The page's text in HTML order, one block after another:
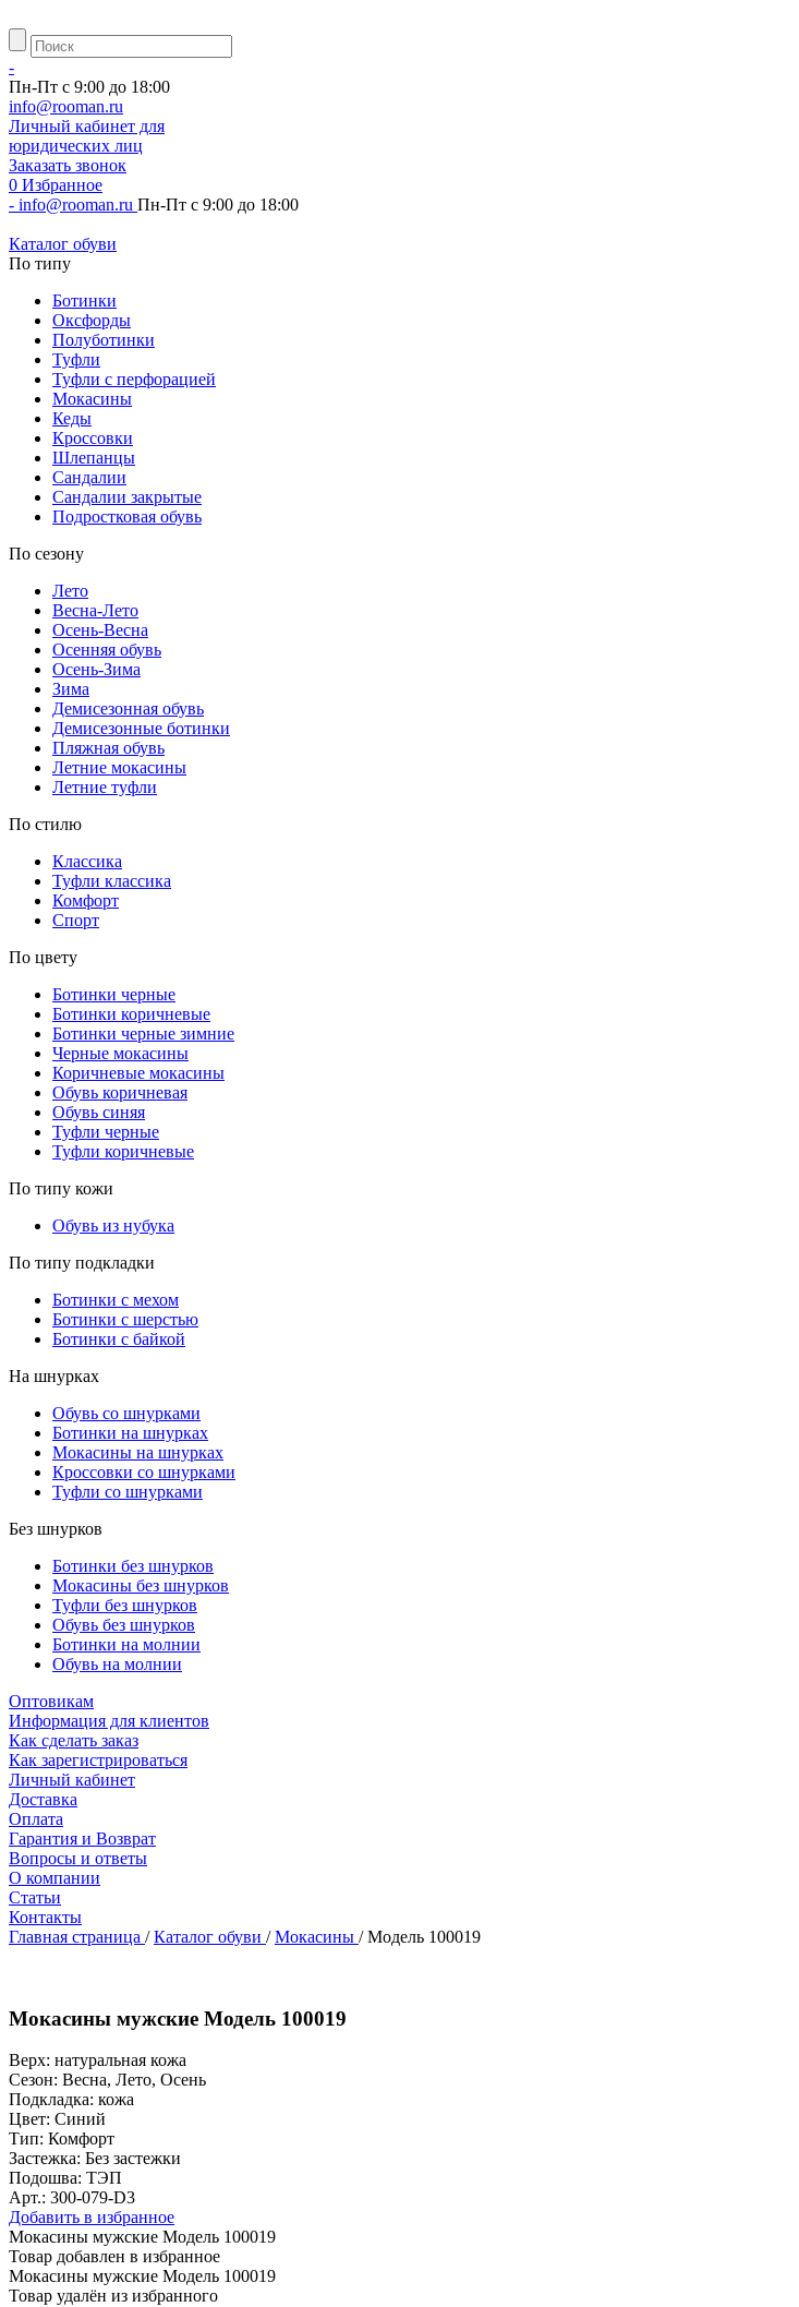
-
Пн-Пт с 9:00 до 18:00
info@rooman.ru
Личный кабинет для
юридических лиц
Заказать звонок
0 Избранное
- info@rooman.ru Пн-Пт с 9:00 до 18:00
Каталог обуви
По типу
Ботинки
Оксфорды
Полуботинки
Туфли
Туфли с перфорацией
Мокасины
Кеды
Кроссовки
Шлепанцы
Сандалии
Сандалии закрытые
Подростковая обувь
По сезону
Лето
Весна-Лето
Осень-Весна
Осенняя обувь
Осень-Зима
Зима
Демисезонная обувь
Демисезонные ботинки
Пляжная обувь
Летние мокасины
Летние туфли
По стилю
Классика
Туфли классика
Комфорт
Спорт
По цвету
Ботинки черные
Ботинки коричневые
Ботинки черные зимние
Черные мокасины
Коричневые мокасины
Обувь коричневая
Обувь синяя
Туфли черные
Туфли коричневые
По типу кожи
Обувь из нубука
По типу подкладки
Ботинки с мехом
Ботинки с шерстью
Ботинки с байкой
На шнурках
Обувь со шнурками
Ботинки на шнурках
Мокасины на шнурках
Кроссовки со шнурками
Туфли со шнурками
Без шнурков
Ботинки без шнурков
Мокасины без шнурков
Туфли без шнурков
Обувь без шнурков
Ботинки на молнии
Обувь на молнии
Оптовикам
Информация для клиентов
Как сделать заказ
Как зарегистрироваться
Личный кабинет
Доставка
Оплата
Гарантия и Возврат
Вопросы и ответы
О компании
Статьи
Контакты
Главная страница / Каталог обуви / Мокасины /Модель 100019
Мокасины мужские Модель 100019
Верх: натуральная кожа
Сезон: Весна, Лето, Осень
Подкладка: кожа
Цвет: Синий
Тип: Комфорт
Застежка: Без застежки
Подошва: ТЭП
Арт.: 300-079-D3
Добавить в избранное
Мокасины мужские Модель 100019
Товар добавлен в избранное
Мокасины мужские Модель 100019
Товар удалён из избранного